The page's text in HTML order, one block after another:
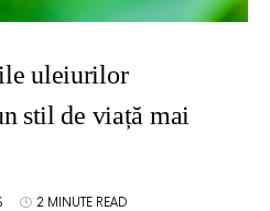
uleiurilor
stil de viață mai
2 MINUTE READ